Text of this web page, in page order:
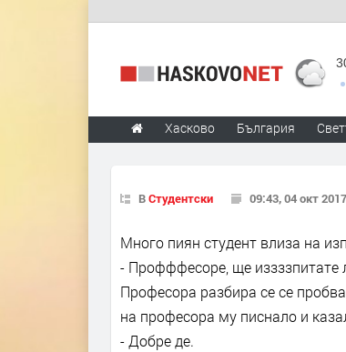
Хасково България
ВСтудентски 09:43, 04 окт
Много пиян студент влиза на
- Профффесоре, ще иззззпитате
Професора разбира се се
на професора му писнало и
- Добре де.